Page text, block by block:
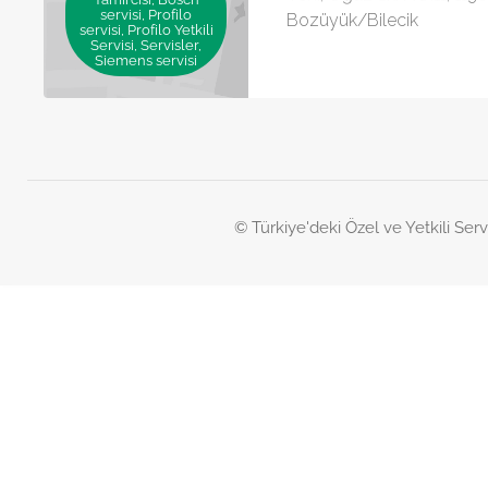
servisi, Profilo
servisi, Profilo Yetkili
Servisi, Servisler,
Siemens servisi
Bozüyük/Bilecik
© Türkiye'deki Özel ve Yetkili